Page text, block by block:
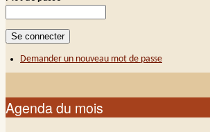
Demander un nouveau mot de passe
Agenda du mois